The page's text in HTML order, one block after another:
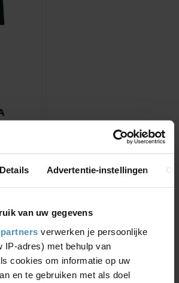
Details Advertentie-instellingen
van uw gegevens
verwerken je persoonlijke
IP-adres) met behulp van
cookies om informatie op uw
en te gebruiken met als doel
-